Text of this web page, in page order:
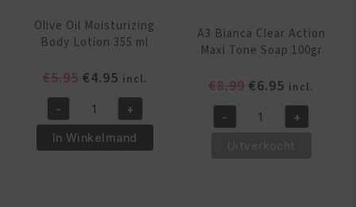
Olive Oil Moisturizing
Body Lotion 355 ml
€5.95 Oorspronkelijke
was:
€5.95.
€4.95Huidige
prijs
is:
€4.95.
incl.
Olive
Oil
Moisturizing
- +
In Winkelmand
A3 Bianca Clear Action
Maxi Tone Soap 100gr
€8.99
was:
€6.95 Huidige
prijs
is:
incl.
A3
- +